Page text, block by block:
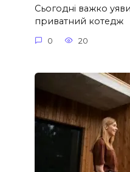
Сьогодні важко
приватний котедж
0 20